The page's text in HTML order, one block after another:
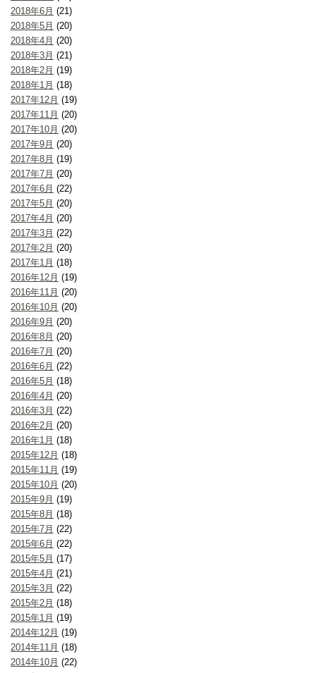
2018年6月 (21)
2018年5月 (20)
2018年4月 (20)
2018年3月 (21)
2018年2月 (19)
2018年1月 (18)
2017年12月 (19)
2017年11月 (20)
2017年10月 (20)
2017年9月 (20)
2017年8月 (19)
2017年7月 (20)
2017年6月 (22)
2017年5月 (20)
2017年4月 (20)
2017年3月 (22)
2017年2月 (20)
2017年1月 (18)
2016年12月 (19)
2016年11月 (20)
2016年10月 (20)
2016年9月 (20)
2016年8月 (20)
2016年7月 (20)
2016年6月 (22)
2016年5月 (18)
2016年4月 (20)
2016年3月 (22)
2016年2月 (20)
2016年1月 (18)
2015年12月 (18)
2015年11月 (19)
2015年10月 (20)
2015年9月 (19)
2015年8月 (18)
2015年7月 (22)
2015年6月 (22)
2015年5月 (17)
2015年4月 (21)
2015年3月 (22)
2015年2月 (18)
2015年1月 (19)
2014年12月 (19)
2014年11月 (18)
2014年10月 (22)